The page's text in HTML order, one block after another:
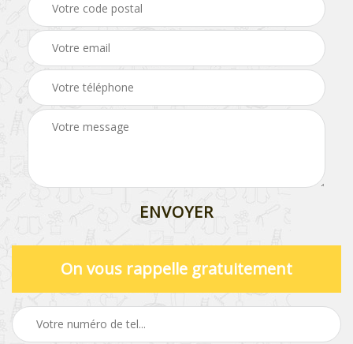
On vous rappelle gratuitement